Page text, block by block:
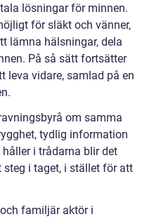
lösningar för minnen.
för släkt och vänner,
lämna hälsningar, dela
På så sätt fortsätter
leva vidare, samlad på en
om samma
tydlig information
i trådarna blir det
i taget, i stället för att
familjär aktör i